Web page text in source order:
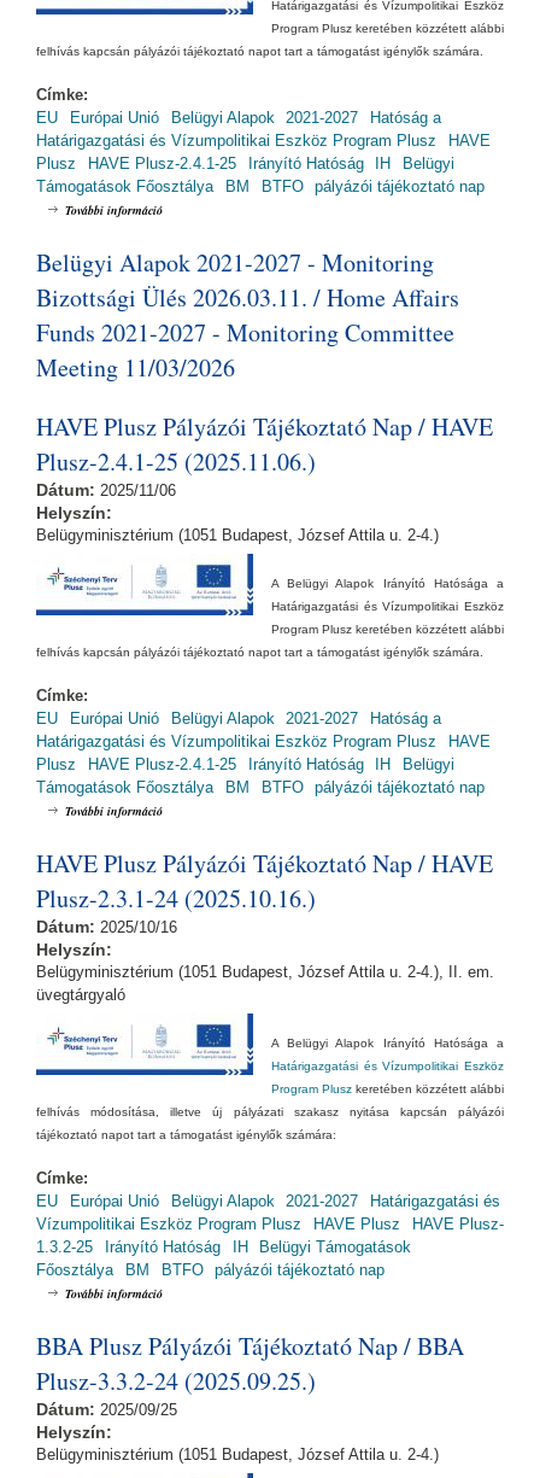
Határigazgatási és Vízumpolitikai Eszköz
Program Plusz keretében közzétett alábbi
felhívás kapcsán pályázói tájékoztató napot tart a támogatást igénylők számára.
Címke:
EU
Európai Unió Belügyi Alapok 2021-2027
Hatóság a
Határigazgatási és Vízumpolitikai Eszköz Program Plusz
HAVE
Plusz
HAVE Plusz-2.4.1-25 Irányító Hatóság IH
Belügyi
Támogatások Főosztálya
BM BTFO pályázói tájékoztató nap
További információ
Belügyi Alapok 2021-2027 - Monitoring
Bizottsági Ülés 2026.03.11. / Home Affairs
Funds 2021-2027 - Monitoring Committee
Meeting 11/03/2026
HAVE Plusz Pályázói Tájékoztató Nap / HAVE
Plusz-2.4.1-25 (2025.11.06.)
Dátum: 2025/11/06
Helyszín:
Belügyminisztérium (1051 Budapest, József Attila u. 2-4.)
A Belügyi Alapok Irányító Hatósága a
Határigazgatási és Vízumpolitikai Eszköz
Program Plusz keretében közzétett alábbi
felhívás kapcsán pályázói tájékoztató napot tart a támogatást igénylők számára.
Címke:
EU
Európai Unió Belügyi Alapok 2021-2027
Hatóság a
Határigazgatási és Vízumpolitikai Eszköz Program Plusz
HAVE
Plusz
HAVE Plusz-2.4.1-25 Irányító Hatóság IH
Belügyi
Támogatások Főosztálya
BM BTFO pályázói tájékoztató nap
További információ
HAVE Plusz Pályázói Tájékoztató Nap / HAVE
Plusz-2.3.1-24 (2025.10.16.)
Dátum: 2025/10/16
Helyszín:
Belügyminisztérium (1051 Budapest, József Attila u. 2-4.), II. em.
üvegtárgyaló
A Belügyi Alapok Irányító Hatósága a
Határigazgatási és Vízumpolitikai Eszköz
Program Plusz keretében közzétett alábbi
felhívás módosítása, illetve új pályázati szakasz nyitása kapcsán pályázói
tájékoztató napot tart a támogatást igénylők számára:
Címke:
EU
Európai Unió Belügyi Alapok 2021-2027
Határigazgatási és
Vízumpolitikai Eszköz Program Plusz
HAVE Plusz
HAVE Plusz-
1.3.2-25
Irányító Hatóság IH
Belügyi Támogatások
Főosztálya
BM BTFO pályázói tájékoztató nap
További információ
BBA Plusz Pályázói Tájékoztató Nap / BBA
Plusz-3.3.2-24 (2025.09.25.)
Dátum: 2025/09/25
Helyszín:
Belügyminisztérium (1051 Budapest, József Attila u. 2-4.)